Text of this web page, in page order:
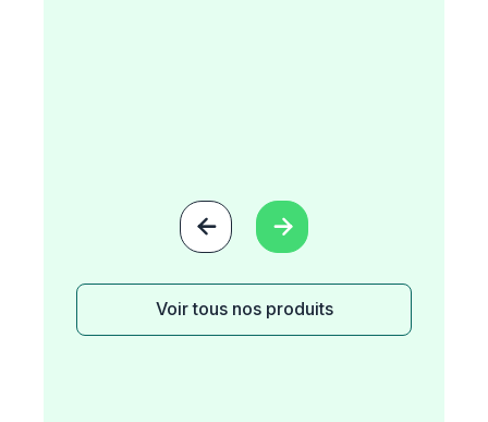
 
Voir tous nos produits